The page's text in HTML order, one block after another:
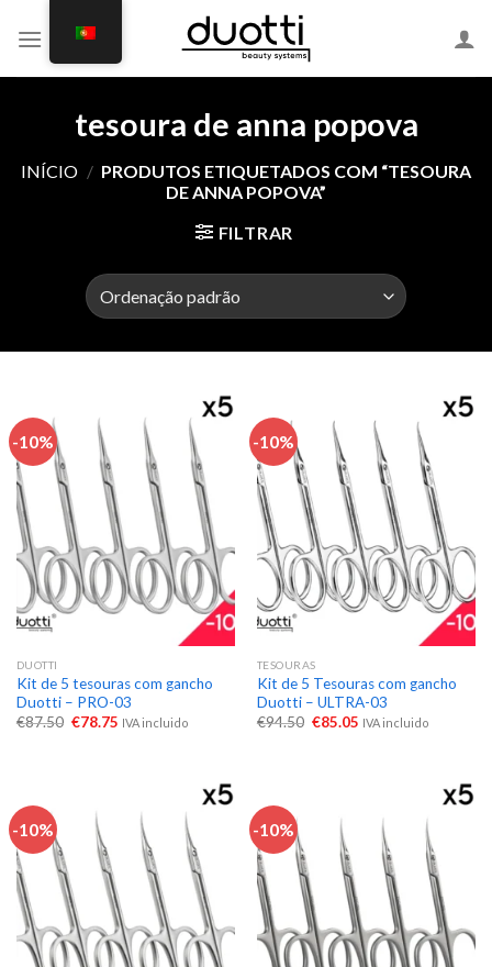
content
tesoura de anna popova
INÍCIO / PRODUTOS ETIQUETADOS COM “TESOURA
DE ANNA POPOVA”
FILTRAR
-10%
DUOTTI
Kit de 5 tesouras com gancho
Duotti – PRO-03
€87.50 €78.75 IVA incluido
-10%
TESOURAS
Kit de 5 Tesouras com gancho
Duotti – ULTRA-03
€94.50 €85.05 IVA incluido
-10% -10%